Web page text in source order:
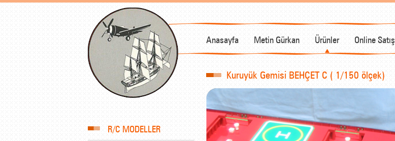
Anasayfa Metin Gürkan Ürünler Online Satış
R/C MODELLER
Kuruyük Gemisi BEHÇET C ( 1/150 ölçek)